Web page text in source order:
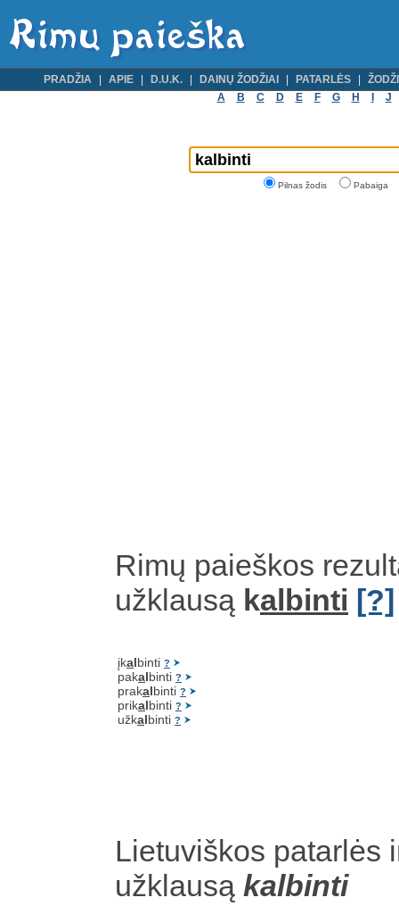
PRADŽIA APIE D.U.K. DAINŲ ŽODŽIAI PATARLĖS
A
B C D E F G H J
Pilnas žodis Pabaiga
Rimų paieškos
užklausą kalbinti [?]
įkalbinti ?
pakalbinti ?
prakalbinti ?
prikalbinti ?
užkalbinti ?
Lietuviškos patarlės
užklausą kalbinti